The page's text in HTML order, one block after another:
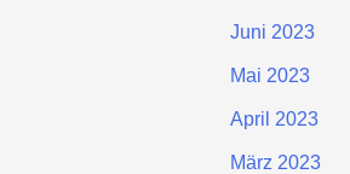
Juni 2023
Mai 2023
April 2023
März 2023